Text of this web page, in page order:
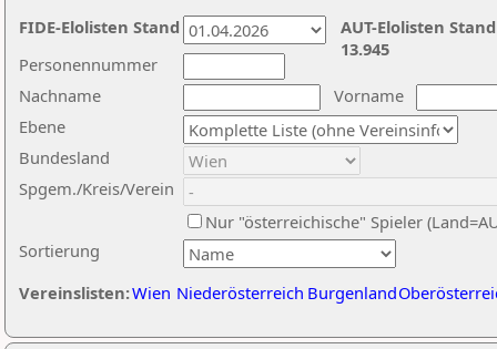
Nachname
Vorname
Ebene
Sortierung
Personennummer
Bundesland
Spgem./Kreis/Verein
Nur "österreichische" Spieler
Vereinslisten:Wien Niederösterreich Burgenland
AUT-Elolisten
13.945
FIDE-Elolisten Stand